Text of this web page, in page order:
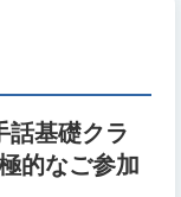
話基礎クラ
的なご参加